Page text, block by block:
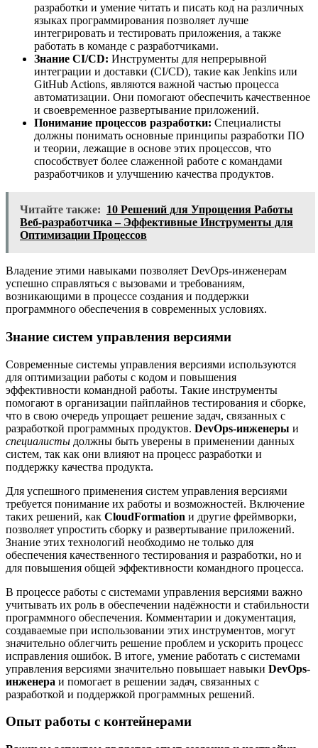
разработки и умение читать и писать код на различных
языках программирования позволяет лучше
интегрировать и тестировать приложения, а также
работать в команде с разработчиками.
Знание CI/CD: Инструменты для непрерывной
интеграции и доставки (CI/CD), такие как Jenkins или
GitHub Actions, являются важной частью процесса
автоматизации. Они помогают обеспечить качественное
и своевременное развертывание приложений.
Понимание процессов разработки: Специалисты
должны понимать основные принципы разработки ПО
и теории, лежащие в основе этих процессов, что
способствует более слаженной работе с командами
разработчиков и улучшению качества продуктов.
Читайте также: 10 Решений для Упрощения Работы
Веб-разработчика – Эффективные Инструменты для
Оптимизации Процессов
Владение этими навыками позволяет DevOps-инженерам
успешно справляться с вызовами и требованиям,
возникающими в процессе создания и поддержки
программного обеспечения в современных условиях.
Знание систем управления версиями
Современные системы управления версиями используются
для оптимизации работы с кодом и повышения
эффективности командной работы. Такие инструменты
помогают в организации пайплайнов тестирования и сборке,
что в свою очередь упрощает решение задач, связанных с
разработкой программных продуктов. DevOps-инженеры и
специалисты должны быть уверены в применении данных
систем, так как они влияют на процесс разработки и
поддержку качества продукта.
Для успешного применения систем управления версиями
требуется понимание их работы и возможностей. Включение
таких решений, как CloudFormation и другие фреймворки,
позволяет упростить сборку и развертывание приложений.
Знание этих технологий необходимо не только для
обеспечения качественного тестирования и разработки, но и
для повышения общей эффективности командного процесса.
В процессе работы с системами управления версиями важно
учитывать их роль в обеспечении надёжности и стабильности
программного обеспечения. Комментарии и документация,
создаваемые при использовании этих инструментов, могут
значительно облегчить решение проблем и ускорить процесс
исправления ошибок. В итоге, умение работать с системами
управления версиями значительно повышает навыки DevOps-
инженера и помогает в решении задач, связанных с
разработкой и поддержкой программных решений.
Опыт работы с контейнерами